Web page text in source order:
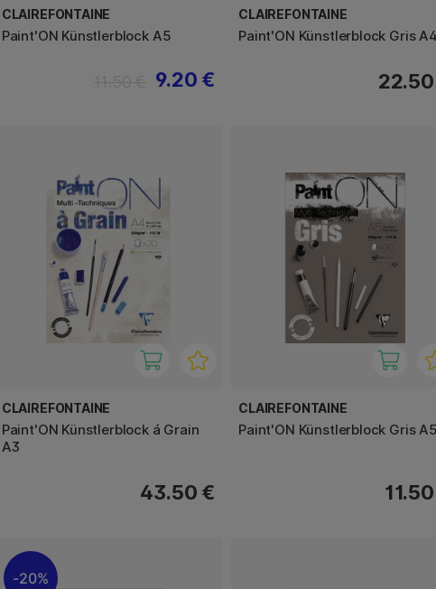
CLAIREFONTAINE
Paint'ON Künstlerblock A5
9.20 €
CLAIREFONTAINE
Paint'ON Künstlerblock Gris A4
CLAIREFONTAINE
Paint'ON Künstlerblock á Grain
A3
43.50 €
CLAIREFONTAINE
Paint'ON Künstlerblock Gris A5
20%